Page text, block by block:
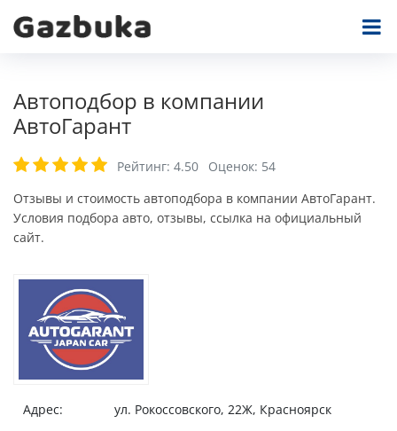
Автоподбор в компании
АвтоГарант
Рейтинг: 4.50 Оценок: 54
Отзывы и стоимость автоподбора в компании АвтоГарант.
Условия подбора авто, отзывы, ссылка на официальный
сайт.
Адрес: ул. Рокоссовского, 22Ж, Красноярск